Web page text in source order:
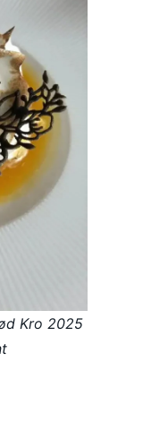
Kro 2025